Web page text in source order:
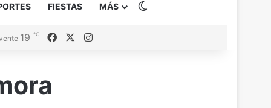
FIESTAS MÁS
19 ℃ FacebookInstagram